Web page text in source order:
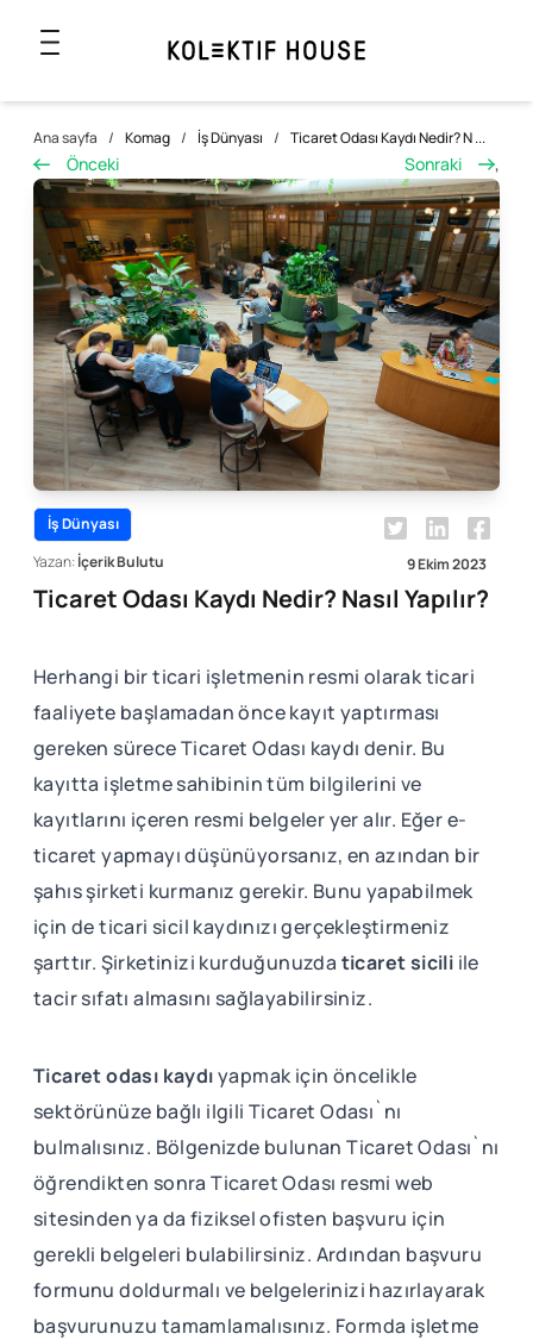
Ana sayfa / Komag / İş Dünyası / Ticaret Odası Kaydı Nedir? N ...
Önceki Sonraki ,
İş Dünyası
Yazan:İçerik Bulutu 9 Ekim 2023
Ticaret Odası Kaydı Nedir? Nasıl Yapılır?
Herhangi bir ticari işletmenin resmi olarak ticari
faaliyete başlamadan önce kayıt yaptırması
gereken sürece Ticaret Odası kaydı denir. Bu
kayıtta işletme sahibinin tüm bilgilerini ve
kayıtlarını içeren resmi belgeler yer alır. Eğer e-
ticaret yapmayı düşünüyorsanız, en azından bir
şahıs şirketi kurmanız gerekir. Bunu yapabilmek
için de ticari sicil kaydınızı gerçekleştirmeniz
şarttır. Şirketinizi kurduğunuzda ticaret sicili ile
tacir sıfatı almasını sağlayabilirsiniz.
Ticaret odası kaydıyapmak için öncelikle
sektörünüze bağlı ilgili Ticaret Odası`nı
bulmalısınız. Bölgenizde bulunan Ticaret Odası`nı
öğrendikten sonra Ticaret Odası resmi web
sitesinden ya da fiziksel ofisten başvuru için
gerekli belgeleri bulabilirsiniz. Ardından başvuru
formunu doldurmalı ve belgelerinizi hazırlayarak
başvurunuzu tamamlamalısınız. Formda işletme